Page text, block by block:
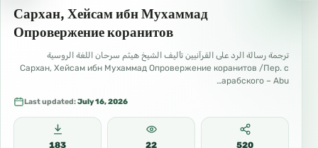
Сархан, Хейсам ибн Мухаммад
Опровержение коранитов
ترجمة رسالة الرد على القرآنيين تأليف الشيخ هيثم سرحان اللغة الروسية
Сархан, Хейсам ибн Мухаммад Опровержение коранитов /Пер. с
арабского – Abu…
Last updated:July 16, 2026
183 22 520